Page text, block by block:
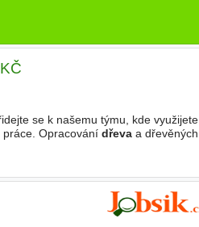
se k našemu týmu, kde využijete
Opracování dřevaa dřevěných